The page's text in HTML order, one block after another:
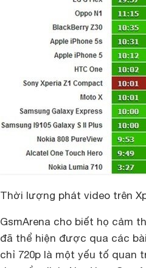
Thời lượng phát video trên
GsmArena cho biết họ cảm
đã thể hiện được qua các
chỉ 720p là một yếu tố quan